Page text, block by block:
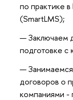
по практике
(SmartLMS);
Заключаем
подготовке
договоров о
компаниями